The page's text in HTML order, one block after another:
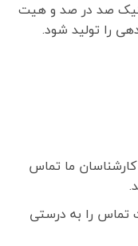
صد در صد و هیت
را تولید شود.
ما تماس
تماس را به درستی